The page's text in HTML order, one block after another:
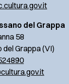
del Grappa
58
Grappa (VI)